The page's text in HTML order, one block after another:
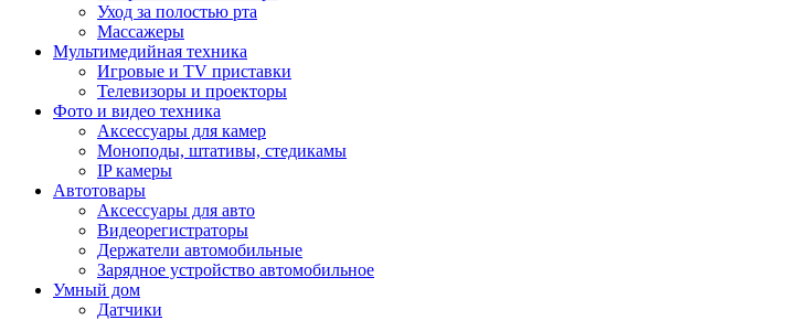
Уход за полостью рта
Массажеры
Мультимедийная техника
Игровые и TV приставки
Телевизоры и проекторы
Фото и видео техника
Аксессуары для камер
Моноподы, штативы, стедикамы
IP камеры
Автотовары
Аксессуары для авто
Видеорегистраторы
Держатели автомобильные
Зарядное устройство автомобильное
Умный дом
Датчики